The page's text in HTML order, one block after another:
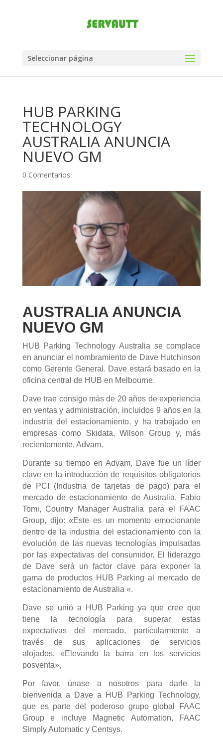
Seleccionar página
HUB PARKING
TECHNOLOGY
AUSTRALIA ANUNCIA
NUEVO GM
0 Comentarios
AUSTRALIA ANUNCIA
NUEVO GM
HUB Parking Technology Australia se complace
en anunciar el nombramiento de Dave Hutchinson
como Gerente General. Dave estará basado en la
oficina central de HUB en Melbourne.
Dave trae consigo más de 20 años de experiencia
en ventas y administración, incluidos 9 años en la
industria del estacionamiento, y ha trabajado en
empresas como Skidata, Wilson Group y, más
recientemente, Advam.
Durante su tiempo en Advam, Dave fue un líder
clave en la introducción de requisitos obligatorios
de PCI (Industria de tarjetas de pago) para el
mercado de estacionamiento de Australia. Fabio
Tomi, Country Manager Australia para el FAAC
Group, dijo: «Este es un momento emocionante
dentro de la industria del estacionamiento con la
evolución de las nuevas tecnologías impulsadas
por las expectativas del consumidor. El liderazgo
de Dave será un factor clave para exponer la
gama de productos HUB Parking al mercado de
estacionamiento de Australia «.
Dave se unió a HUB Parking ya que cree que
tiene la tecnología para superar estas
expectativas del mercado, particularmente a
través de sus aplicaciones de servicios
alojados. «Elevando la barra en los servicios
posventa»,
Por favor, únase a nosotros para darle la
bienvenida a Dave a HUB Parking Technology,
que es parte del poderoso grupo global FAAC
Group e incluye Magnetic Automation, FAAC
Simply Automatic y Centsys.